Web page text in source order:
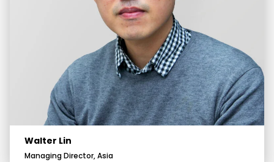
Walter Lin
Managing Director, Asia